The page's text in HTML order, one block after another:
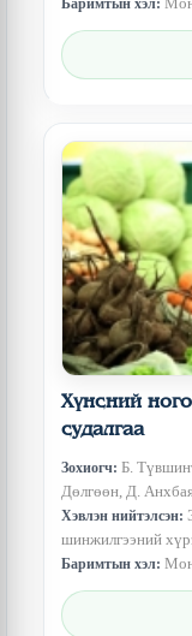
Баримтын хэл:
Хүнсний
судалгаа
Зохиогч: Б.
Дөлгөөн, Д.
Хэвлэн нийтэлсэн:
шинжилгээний
Баримтын хэл: